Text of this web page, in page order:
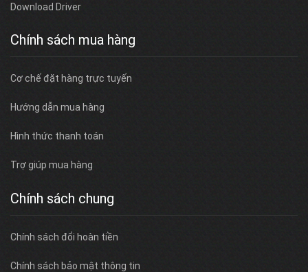
Download Driver
Chính sách mua hàng
Cơ chế đặt hàng trực tuyến
Hướng dẫn mua hàng
Hình thức thanh toán
Trợ giúp mua hàng
Chính sách chung
Chính sách đổi hoàn tiền
Chính sách bảo mật thông tin